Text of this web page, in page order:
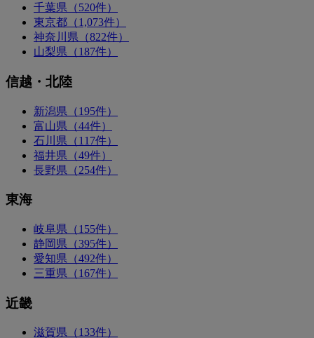
千葉県（520件）
東京都（1,073件）
神奈川県（822件）
山梨県（187件）
信越・北陸
新潟県（195件）
富山県（44件）
石川県（117件）
福井県（49件）
長野県（254件）
東海
岐阜県（155件）
静岡県（395件）
愛知県（492件）
三重県（167件）
近畿
滋賀県（133件）